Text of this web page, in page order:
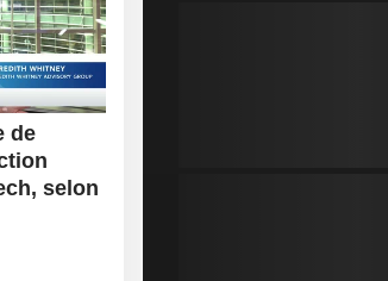
de
selon